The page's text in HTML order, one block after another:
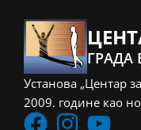
ГРАДА
Установа „Центар
2009. године као